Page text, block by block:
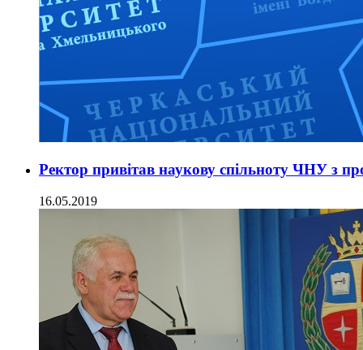
Ректор привітав наукову спільноту ЧНУ з
16.05.2019